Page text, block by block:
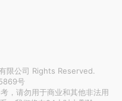
限公司 Rights Reserved.
号
，请勿用于商业和其他非法用